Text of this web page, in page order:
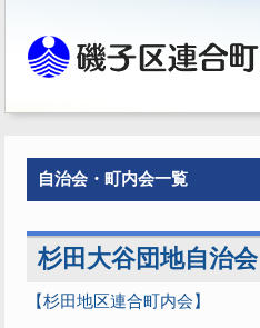
自治会・町内会一覧
杉田大谷団地自治会
【杉田地区連合町内会】